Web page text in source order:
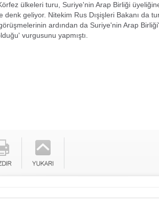
ülkeleri turu, Suriye'nin Arap Birliği
denk geliyor. Nitekim Rus Dışişleri Bakanı da
ardından da Suriye'nin Arap
vurgusunu yapmıştı.